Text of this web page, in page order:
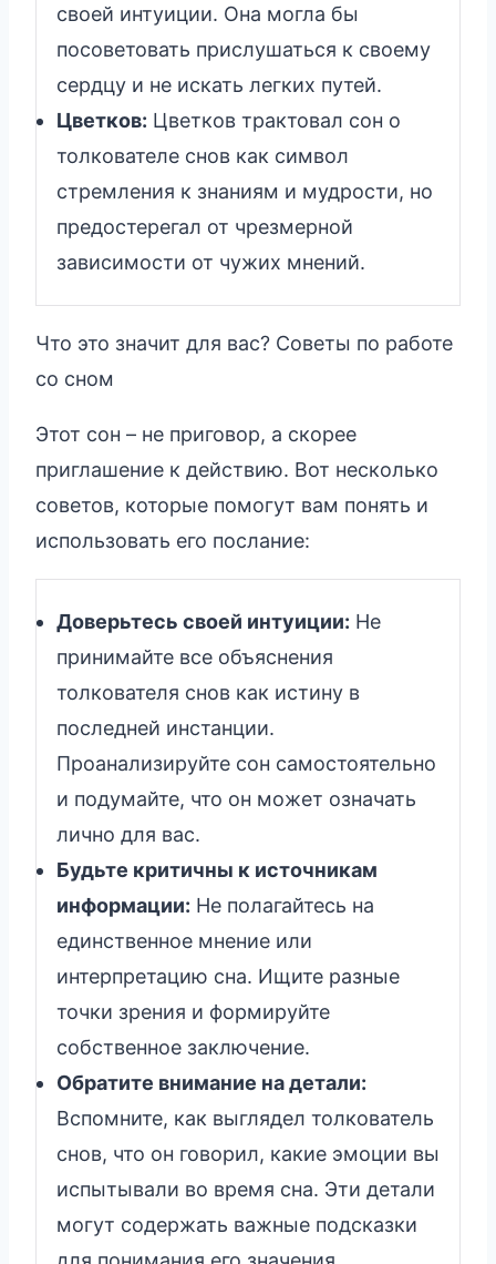
своей интуиции. Она могла бы
посоветовать прислушаться к своему
сердцу и не искать легких путей.
Цветков: Цветков трактовал сон о
толкователе снов как символ
стремления к знаниям и мудрости, но
предостерегал от чрезмерной
зависимости от чужих мнений.
Что это значит для вас? Советы по работе
со сном
Этот сон – не приговор, а скорее
приглашение к действию. Вот несколько
советов, которые помогут вам понять и
использовать его послание:
Доверьтесь своей интуиции: Не
принимайте все объяснения
толкователя снов как истину в
последней инстанции.
Проанализируйте сон самостоятельно
и подумайте, что он может означать
лично для вас.
Будьте критичны к источникам
информации: Не полагайтесь на
единственное мнение или
интерпретацию сна. Ищите разные
точки зрения и формируйте
собственное заключение.
Обратите внимание на детали:
Вспомните, как выглядел толкователь
снов, что он говорил, какие эмоции вы
испытывали во время сна. Эти детали
могут содержать важные подсказки